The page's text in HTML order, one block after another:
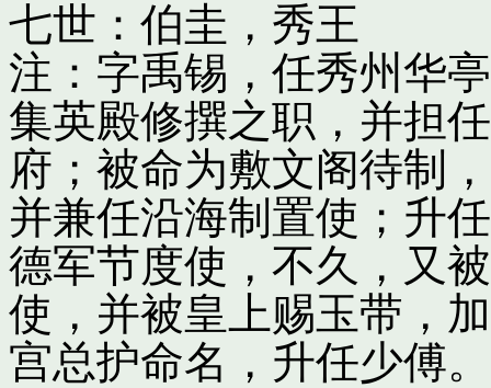
七世：伯圭，秀王
注：字禹锡，任秀州华
集英殿修撰之职，并担
府；被命为敷文阁待制
并兼任沿海制置使；升
德军节度使，不久，又
使，并被皇上赐玉带，
宫总护命名，升任少傅